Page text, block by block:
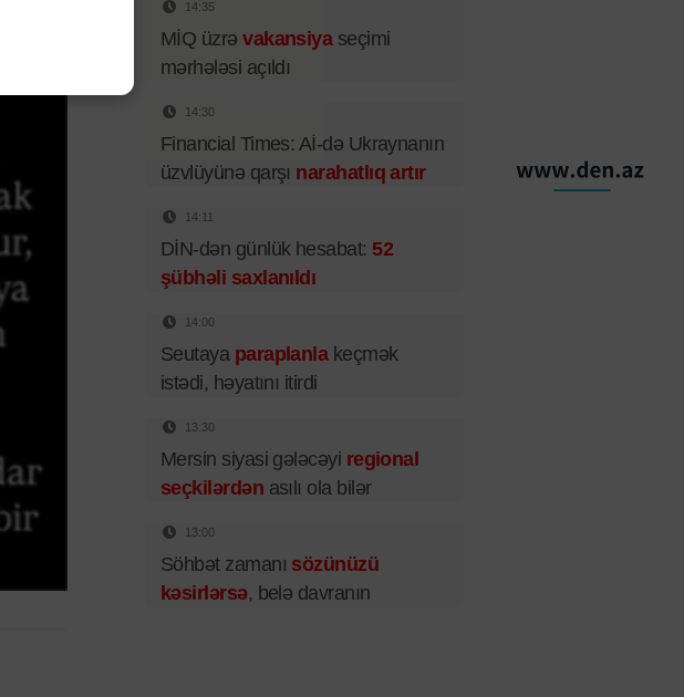
14:35
MİQ üzrəvakansiyaseçimi
mərhələsi açıldı
14:30
Financial Times: Aİ-də Ukraynanın
üzvlüyünə qarşı narahatlıq artır
14:11
DİN-dən günlük hesabat: 52
şübhəli saxlanıldı
14:00
Seutaya paraplanlakeçmək
istədi, həyatını itirdi
13:30
Mersin siyasi gələcəyi regional
seçkilərdən asılı ola bilər
13:00
Söhbət zamanı sözünüzü
kəsirlərsə, belə davranın